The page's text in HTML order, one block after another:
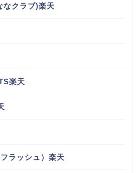
クラブ)楽天
楽天
ラッシュ）楽天